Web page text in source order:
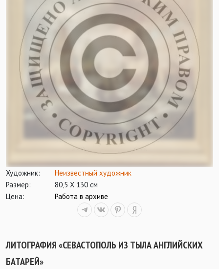
Художник:
Неизвестный художник
Размер:
80,5 Х 130 см
Цена:
Работа в архиве
ЛИТОГРАФИЯ «СЕВАСТОПОЛЬ ИЗ ТЫЛА АНГЛИЙСКИХ
БАТАРЕЙ»